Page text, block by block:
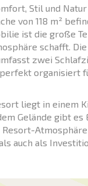
Stil und
von 118 m²
ist die große
schafft.
zwei
organisiert
liegt in einem
Gelände gibt
Resort-
auch als